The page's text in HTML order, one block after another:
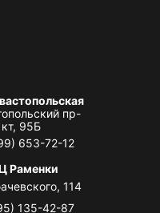
пр-
кт, 95Б
653-72-12
Раменки
114
135-42-87